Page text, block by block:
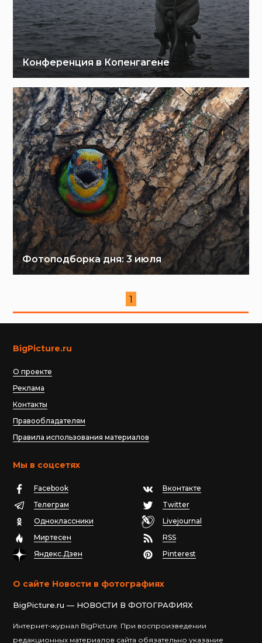
Конференция в Копенгагене
Фотоподборка дня: 3 июля
1
BigPicture.ru
О проекте
Реклама
Контакты
Правообладателям
Правила использования материалов
Мы в соцсетях
Facebook
Вконтакте
Телеграм
Twitter
Одноклассники
Livejournal
Миртесен
RSS
Яндекс.Дзен
Pinterest
О сайте Новости в фотографиях
BigPicture.ru — НОВОСТИ В ФОТОГРАФИЯХ
Интернет-журнал BigPicture. При воспроизведении
редакционных материалов сайта обязательно указание